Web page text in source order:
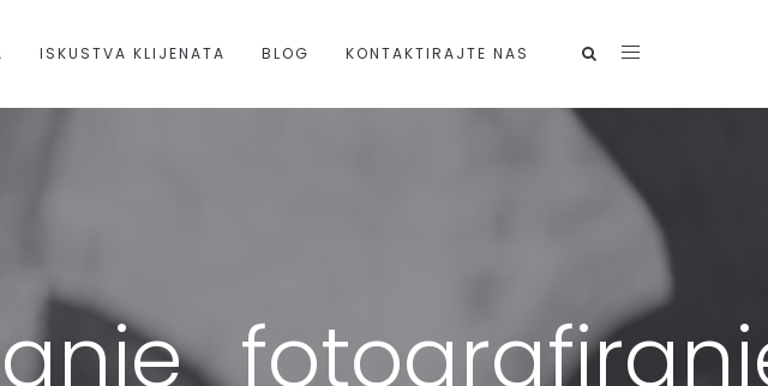
ISKUSTVA KLIJENATA BLOG KONTAKTIRAJTE NAS